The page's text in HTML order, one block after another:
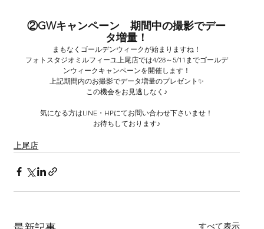
②GWキャンペーン　期間中の撮影でデー
タ増量！
まもなくゴールデンウィークが始まりますね！
フォトスタジオミルフィーユ上尾店では4/28～5/11までゴールデ
ンウィークキャンペーンを開催します！
上記期間内のお撮影でデータ増量のプレゼント✨
この機会をお見逃しなく♪
気になる方はLINE・HPにてお問い合わせ下さいませ！
お待ちしております♪
上尾店
すべて表示